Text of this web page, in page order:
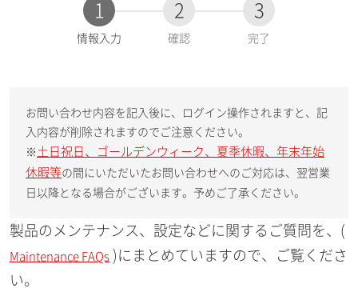
1
現
情報入力
2
確認
3
完了
お問い合わせ内容を記入後に、ログイン操作されますと、記
入内容が削除されますのでご注意ください。
※ 土日祝日、ゴールデンウィーク、夏季休暇、年末年始
休暇等の間にいただいたお問い合わせへのご対応は、翌営業
日以降となる場合がございます。予めご了承ください。
製品のメンテナンス、設定などに関するご質問を、(
Maintenance FAQs )にまとめていますので、ご覧くださ
い。